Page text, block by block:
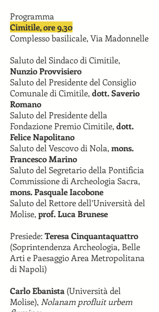
Programma
Cimitile, ore 9,30
Complesso basilicale, Via Madonnelle
Saluto del Sindaco di Cimitile,
Nunzio Provvisiero
Saluto del Presidente del Consiglio
Comunale di Cimitile, dott. Saverio
Romano
Saluto del Presidente della
Fondazione Premio Cimitile, dott.
Felice Napolitano
Saluto del Vescovo di Nola, mons.
Francesco Marino
Saluto del Segretario della Pontificia
Commissione di Archeologia Sacra,
mons. Pasquale Iacobone
Saluto del Rettore dell’Università del
Molise, prof. Luca Brunese
Presiede: Teresa Cinquantaquattro
(Soprintendenza Archeologia, Belle
Arti e Paesaggio Area Metropolitana
di Napoli)
Carlo Ebanista (Università del
Molise), Nolanam profluit urbem